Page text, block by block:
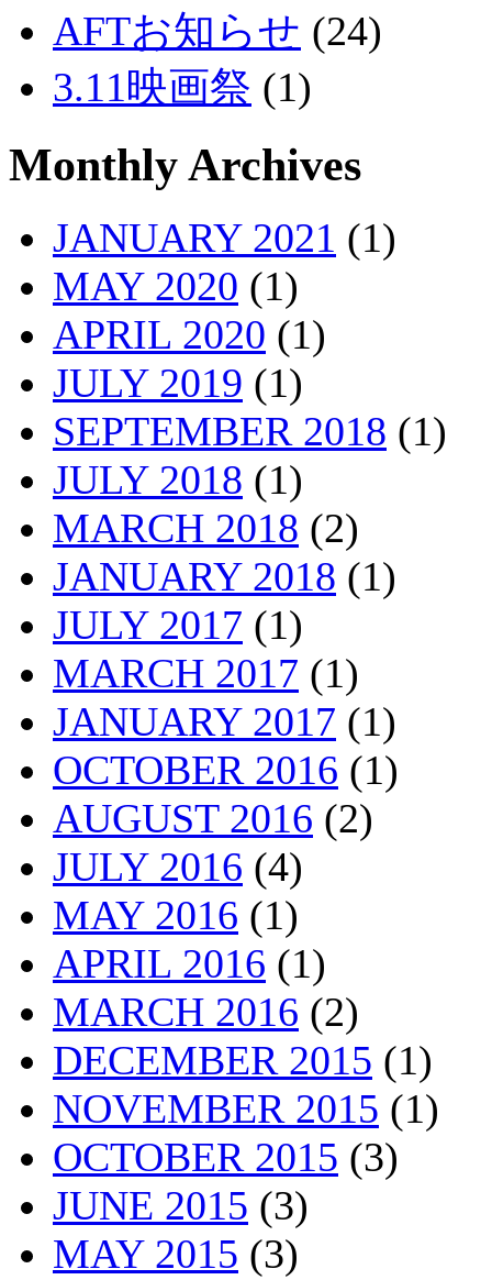
AFTお知らせ (24)
3.11映画祭 (1)
Monthly Archives
JANUARY 2021 (1)
MAY 2020 (1)
APRIL 2020 (1)
JULY 2019 (1)
SEPTEMBER 2018 (1)
JULY 2018 (1)
MARCH 2018 (2)
JANUARY 2018 (1)
JULY 2017 (1)
MARCH 2017 (1)
JANUARY 2017 (1)
OCTOBER 2016 (1)
AUGUST 2016 (2)
JULY 2016 (4)
MAY 2016 (1)
APRIL 2016 (1)
MARCH 2016 (2)
DECEMBER 2015 (1)
NOVEMBER 2015 (1)
OCTOBER 2015 (3)
JUNE 2015 (3)
MAY 2015 (3)